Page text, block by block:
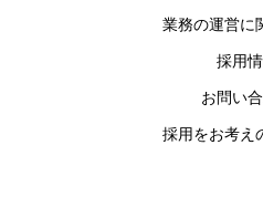
業務の運営に
採用
お問い
採用をお考え